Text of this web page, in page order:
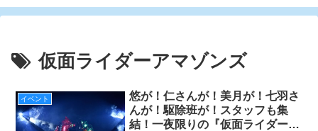
仮面ライダーアマゾンズ
イベント
悠が！仁さんが！美月が！七羽さ
んが！駆除班が！スタッフも集
結！一夜限りの『仮面ライダーア